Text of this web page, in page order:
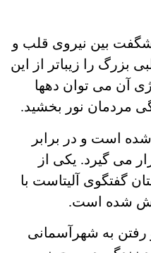
بین نیروی قلب و
را زیباتر از این
آن می توان دهها
مردمان نور بخشید.
است و در برابر
می گیرد. یکی از
گفتگوی آلیتاست با
شده است.
رفتن به شهرآسمانی